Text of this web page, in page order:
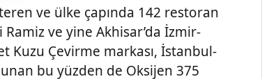
ve ülke çapında 142 restoran
ve yine Akhisar’da İzmir-
Kuzu Çevirme markası, İstanbul-
bu yüzden de Oksijen 375